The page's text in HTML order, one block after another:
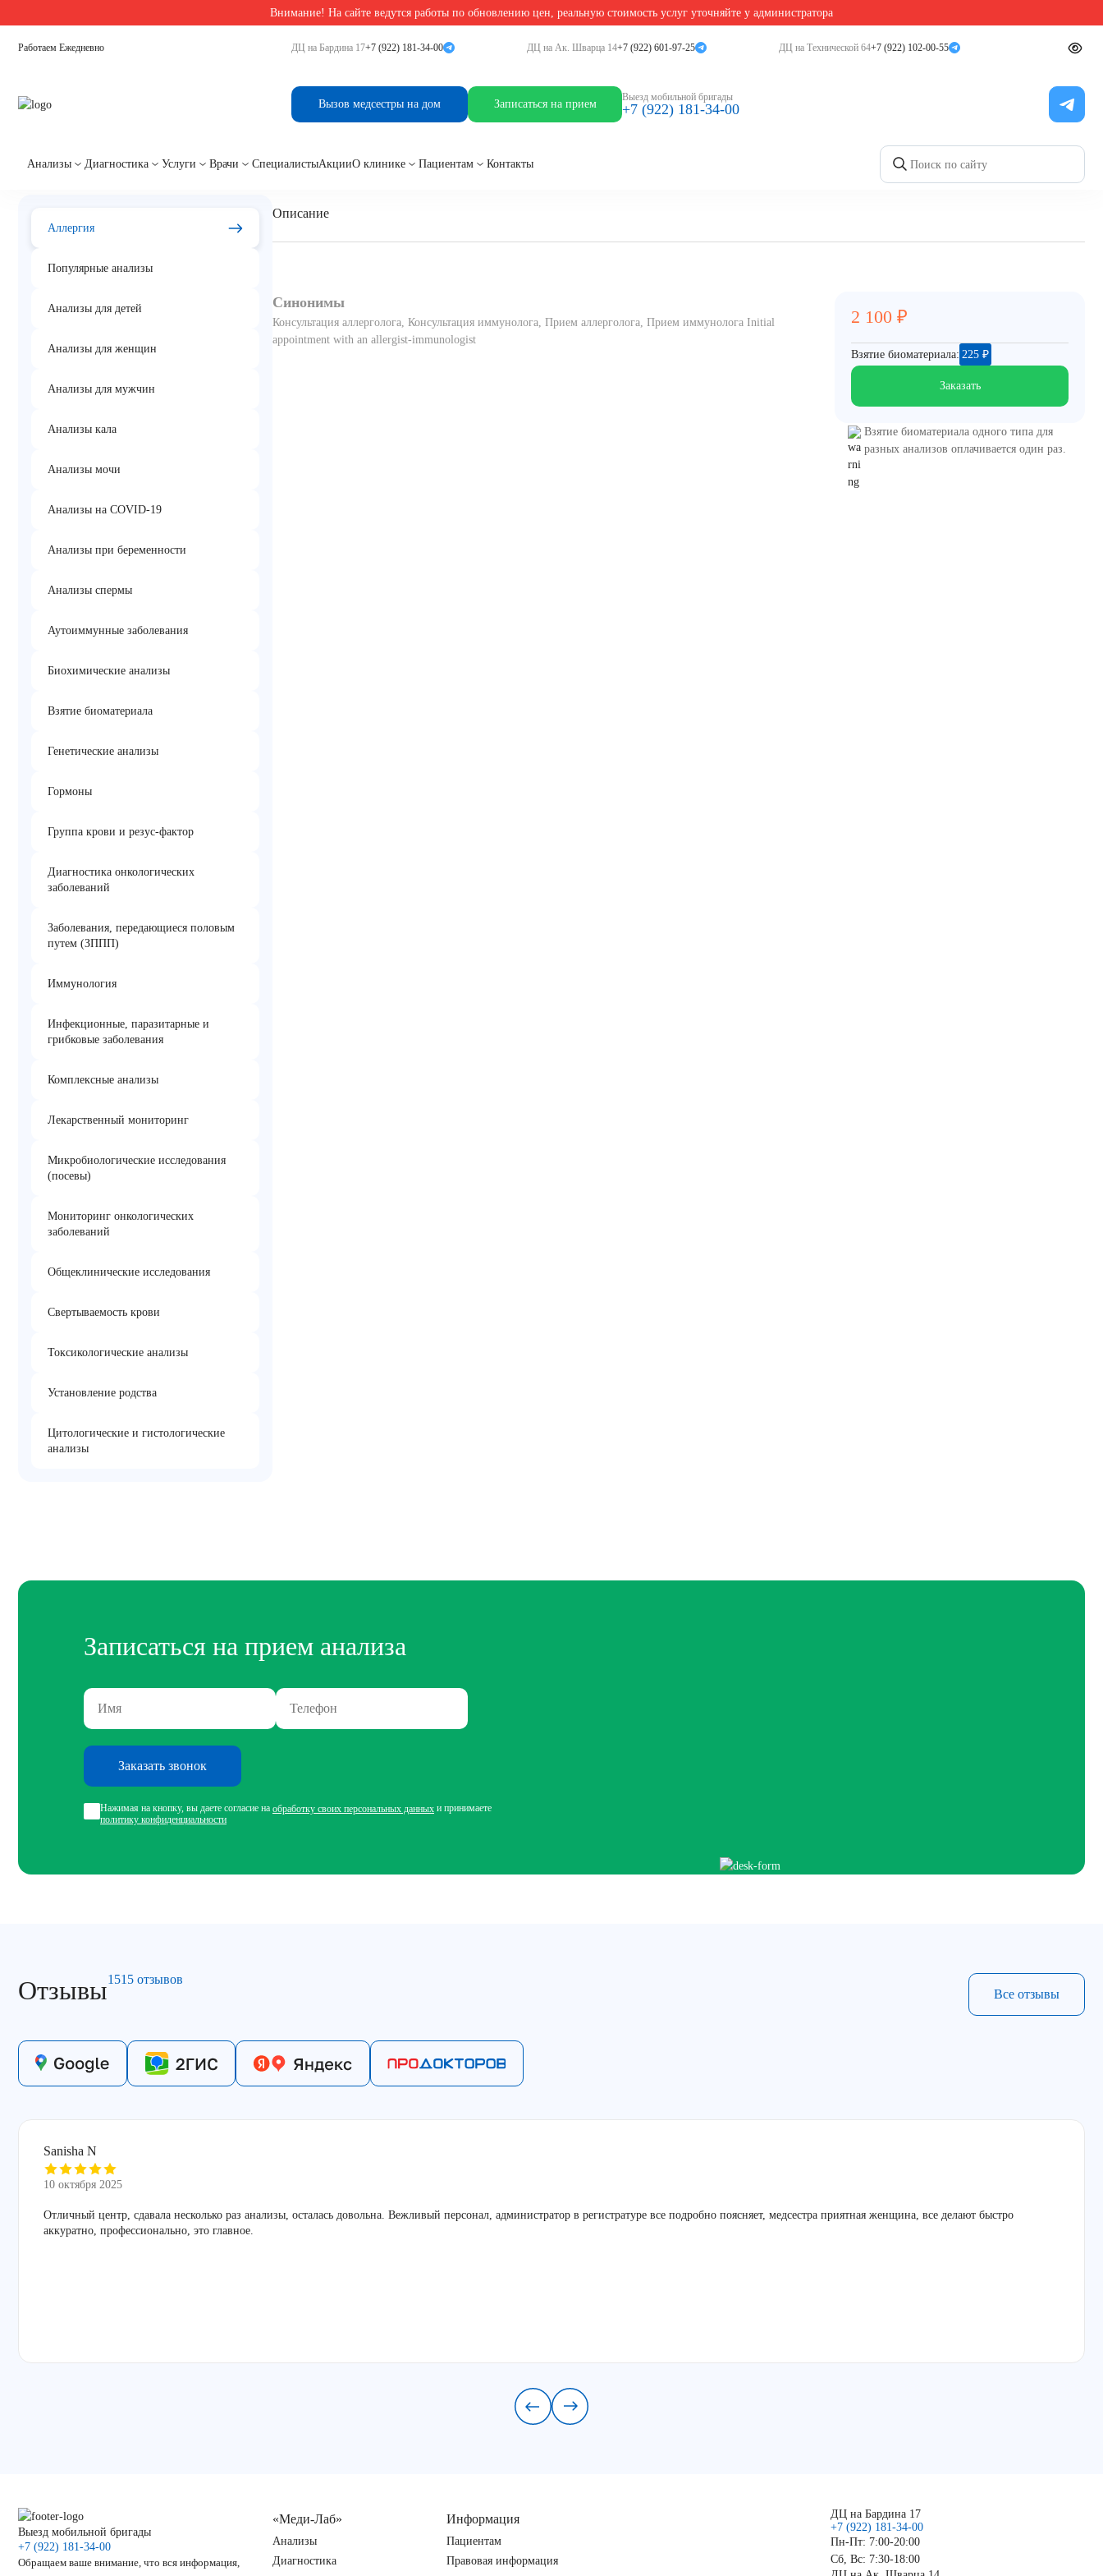
Внимание! На сайте ведутся работы по обновлению цен, реальную стоимость услуг уточняйте у администратора
Работаем Ежедневно ДЦ на Бардина 17+7 (922) 181-34-00 ДЦ на Ак. Шварца 14+7 (922) 601-97-25 ДЦ на Технической 64+7 (922) 102-00-55
Вызов медсестры на дом Записаться на прием
Выезд мобильной бригады
+7 (922) 181-34-00
Анализы Диагностика Услуги Врачи СпециалистыАкцииО клинике Пациентам Контакты
Главная/Аллергологические анализы в Екатеринбурге Прием врача-аллерголога-иммунолога первичный
Прием врача-аллерголога-иммунолога первичный
Аллергия
Популярные анализы
Анализы для детей
Анализы для женщин
Анализы для мужчин
Анализы кала
Анализы мочи
Анализы на COVID-19
Анализы при беременности
Анализы спермы
Аутоиммунные заболевания
Биохимические анализы
Взятие биоматериала
Генетические анализы
Гормоны
Группа крови и резус-фактор
Диагностика онкологических
заболеваний
Заболевания, передающиеся половым
путем (ЗППП)
Иммунология
Инфекционные, паразитарные и
грибковые заболевания
Комплексные анализы
Лекарственный мониторинг
Микробиологические исследования
(посевы)
Мониторинг онкологических
заболеваний
Общеклинические исследования
Свертываемость крови
Токсикологические анализы
Установление родства
Цитологические и гистологические
анализы
Описание
Синонимы
Консультация аллерголога, Консультация иммунолога, Прием аллерголога, Прием иммунолога Initial
appointment with an allergist-immunologist
2 100 ₽
Взятие биоматериала: 225 ₽
Заказать
Взятие биоматериала одного типа для
разных анализов оплачивается один раз.
Записаться на прием анализа
Заказать звонок
Нажимая на кнопку, вы даете согласие на обработку своих персональных данных и принимаете
политику конфиденциальности
Отзывы1515 отзывов
Все отзывы
Sanisha N
10 октября 2025
Отличный центр, сдавала несколько раз анализы, осталась довольна. Вежливый персонал, администратор в регистратуре все подробно поясняет, медсестра приятная женщина, все делают быстро
аккуратно, профессионально, это главное.
Выезд мобильной бригады
+7 (922) 181-34-00
Обращаем ваше внимание, что вся информация,
«Меди-Лаб»
Анализы
Диагностика
Информация
Пациентам
Правовая информация
ДЦ на Бардина 17
+7 (922) 181-34-00
Пн-Пт: 7:00-20:00
Сб, Вс: 7:30-18:00